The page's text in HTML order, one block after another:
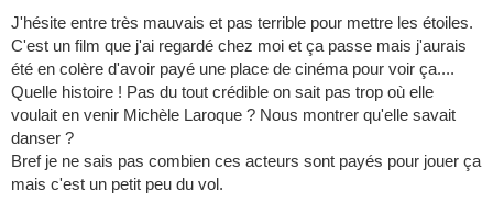
J'hésite entre très mauvais et pas terrible pour mettre les étoiles.
C'est un film que j'ai regardé chez moi et ça passe mais j'aurais
été en colère d'avoir payé une place de cinéma pour voir ça....
Quelle histoire ! Pas du tout crédible on sait pas trop où elle
voulait en venir Michèle Laroque ? Nous montrer qu'elle savait
danser ?
Bref je ne sais pas combien ces acteurs sont payés pour jouer ça
mais c'est un petit peu du vol.